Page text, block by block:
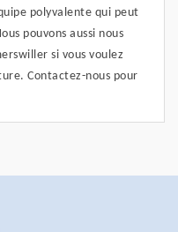
polyvalente qui peut
pouvons aussi nous
si vous voulez
Contactez-nous pour